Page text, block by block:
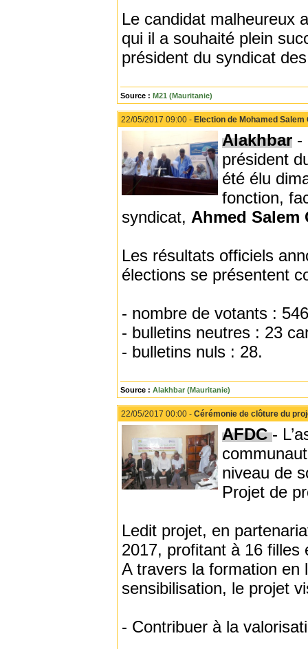
Le candidat malheureux
qui il a souhaité plein
président du syndicat
Source : M21 (Mauritanie)
22/05/2017 09:00 - Election de Mohamed
Alakhbar -
président
été élu
fonction,
syndicat, Ahmed Salem
Les résultats officiels
élections se présentent
- nombre de votants :
- bulletins neutres : 23
- bulletins nuls : 28.
Source : Alakhbar (Mauritanie)
22/05/2017 00:00 - Cérémonie de clôture du
AFDC-
niveau de
Projet de
Ledit projet, en
2017, profitant à 16 filles
A travers la formation en
sensibilisation, le projet
- Contribuer à la